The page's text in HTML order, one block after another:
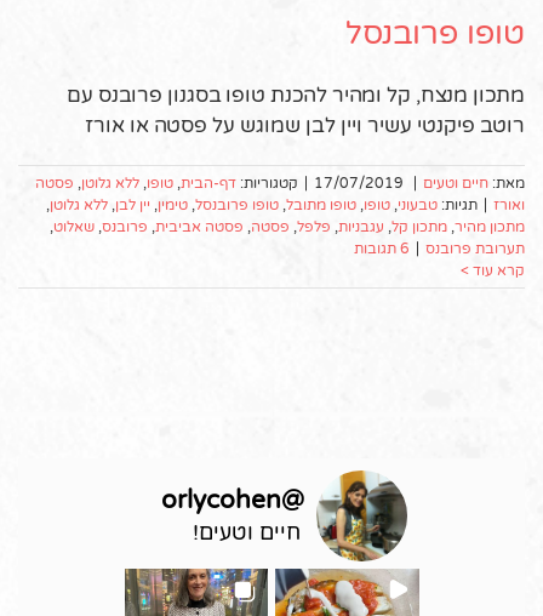
טופו פרובנסל
מתכון מנצח, קל ומהיר להכנת טופו בסגנון פרובנס עם
רוטב פיקנטי עשיר ויין לבן שמוגש על פסטה או אורז
מאת: חיים וטעים |
17/07/2019
| קטגוריות: דף-הבית טופו ללא גלוטן פסטה
ואורז | תגיות: טבעוני טופו טופו מתובל טופו פרובנסל טימין יין לבן ללא גלוטן
מתכון מהיר מתכון קל עגבניות פלפל פסטה פסטה אביבית פרובנס שאלוט
תערובת פרובנס | 6 תגובות
קרא עוד >
@
orlycohen
חיים וטעים!